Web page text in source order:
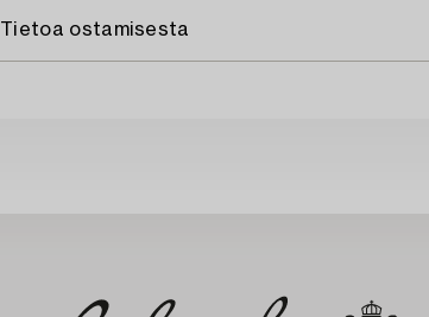
Tietoa ostamisesta